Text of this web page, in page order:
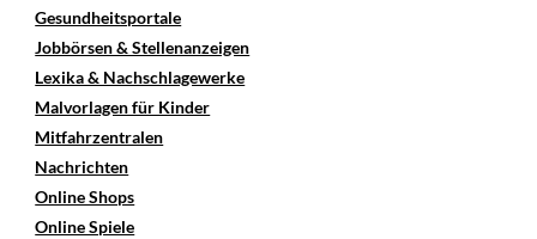
Gesundheitsportale
Jobbörsen & Stellenanzeigen
Lexika & Nachschlagewerke
Malvorlagen für Kinder
Mitfahrzentralen
Nachrichten
Online Shops
Online Spiele